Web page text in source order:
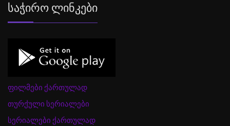
Საჭირო Ლინკები
ფილმები ქართულად
თურქული სერიალები
სერიალები ქართულად